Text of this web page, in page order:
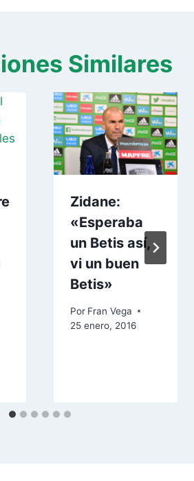
Similares
Zidane:
«Esperaba
un Betis así,
vi un buen
Betis»
Por Fran Vega
25 enero, 2016